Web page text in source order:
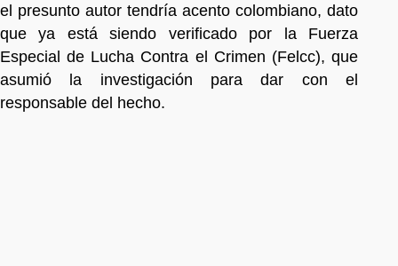
el presunto autor tendría acento colombiano, dato
que ya está siendo verificado por la Fuerza
Especial de Lucha Contra el Crimen (Felcc), que
asumió la investigación para dar con el
responsable del hecho.